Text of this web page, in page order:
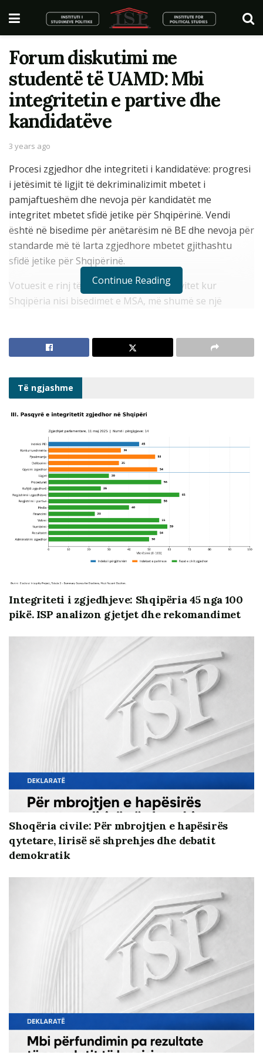
Forum diskutimi me
studentë të UAMD: Mbi
integritetin e partive dhe
kandidatëve
3 years ago
Procesi zgjedhor dhe integriteti i kandidatëve: progresi
i jetësimit të ligjit të dekriminalizimit mbetet i
pamjaftueshëm dhe nevoja për kandidatët me
integritet mbetet sfidë jetike për Shqipërinë. Vendi
është në bisedime për anëtarësim në BE dhe nevoja për
standarde më të larta zgjedhore mbetet gjithashtu
sfidë jetike për Shqipërinë.
Votuesit e rinj të sotëm kanë lindur në vitet kur
Shqipëria nisi bisedimet e MSA, më shumë se një
përfaqësimit, pjesëmarrjes, transparencës dhe
Angazhimi i të rinjëve dhe i stafeve akademike në lidhje
me fuqizimin e integritetit të zgjedhjeve dhe
qëndrueshmërinë e zgjedhjeve ishte tematika në
takimin e radhës me studentë në UAMD, me të ftuar
Continue Reading
Të ngjashme
Integriteti i zgjedhjeve: Shqipëria 45 nga 100
pikë. ISP analizon gjetjet dhe rekomandimet
Shoqëria civile: Për mbrojtjen e hapësirës
qytetare, lirisë së shprehjes dhe debatit
demokratik